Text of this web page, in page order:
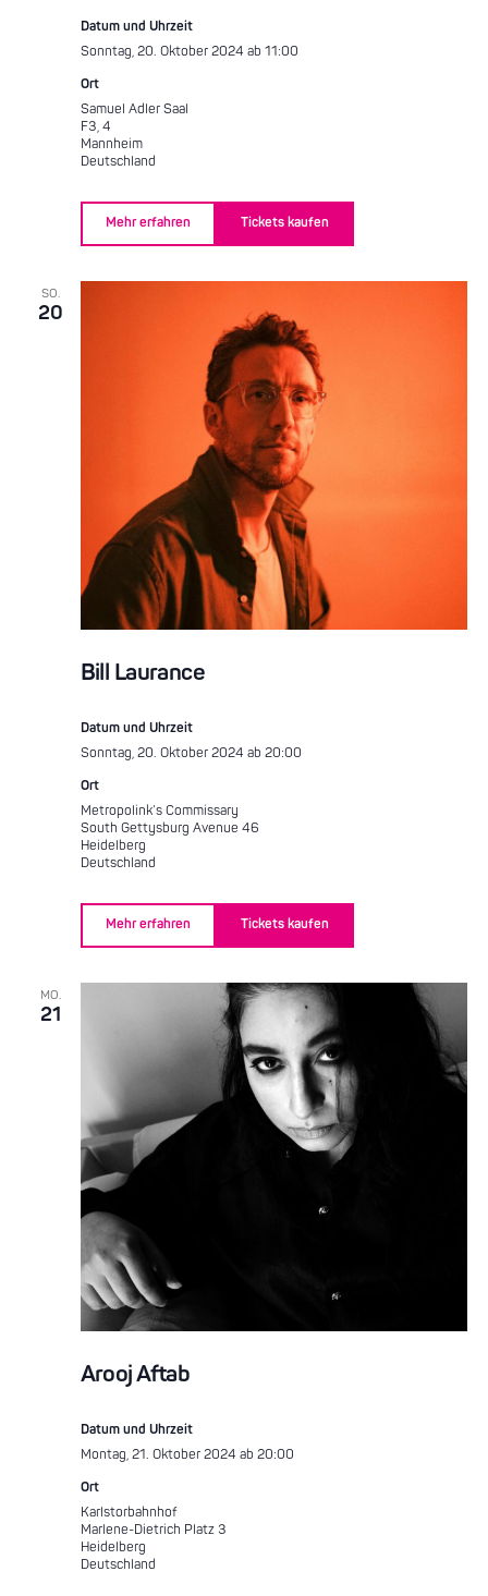
Datum und Uhrzeit
Sonntag, 20. Oktober 2024 ab 11:00
Ort
Samuel Adler Saal
F3, 4
Mannheim
Deutschland
Mehr erfahren Tickets kaufen
SO.
20
Bill Laurance
Datum und Uhrzeit
Sonntag, 20. Oktober 2024 ab 20:00
Ort
Metropolink’s Commissary
South Gettysburg Avenue 46
Heidelberg
Deutschland
Mehr erfahren Tickets kaufen
MO.
21
Arooj Aftab
Datum und Uhrzeit
Montag, 21. Oktober 2024 ab 20:00
Ort
Karlstorbahnhof
Marlene-Dietrich Platz 3
Heidelberg
Deutschland